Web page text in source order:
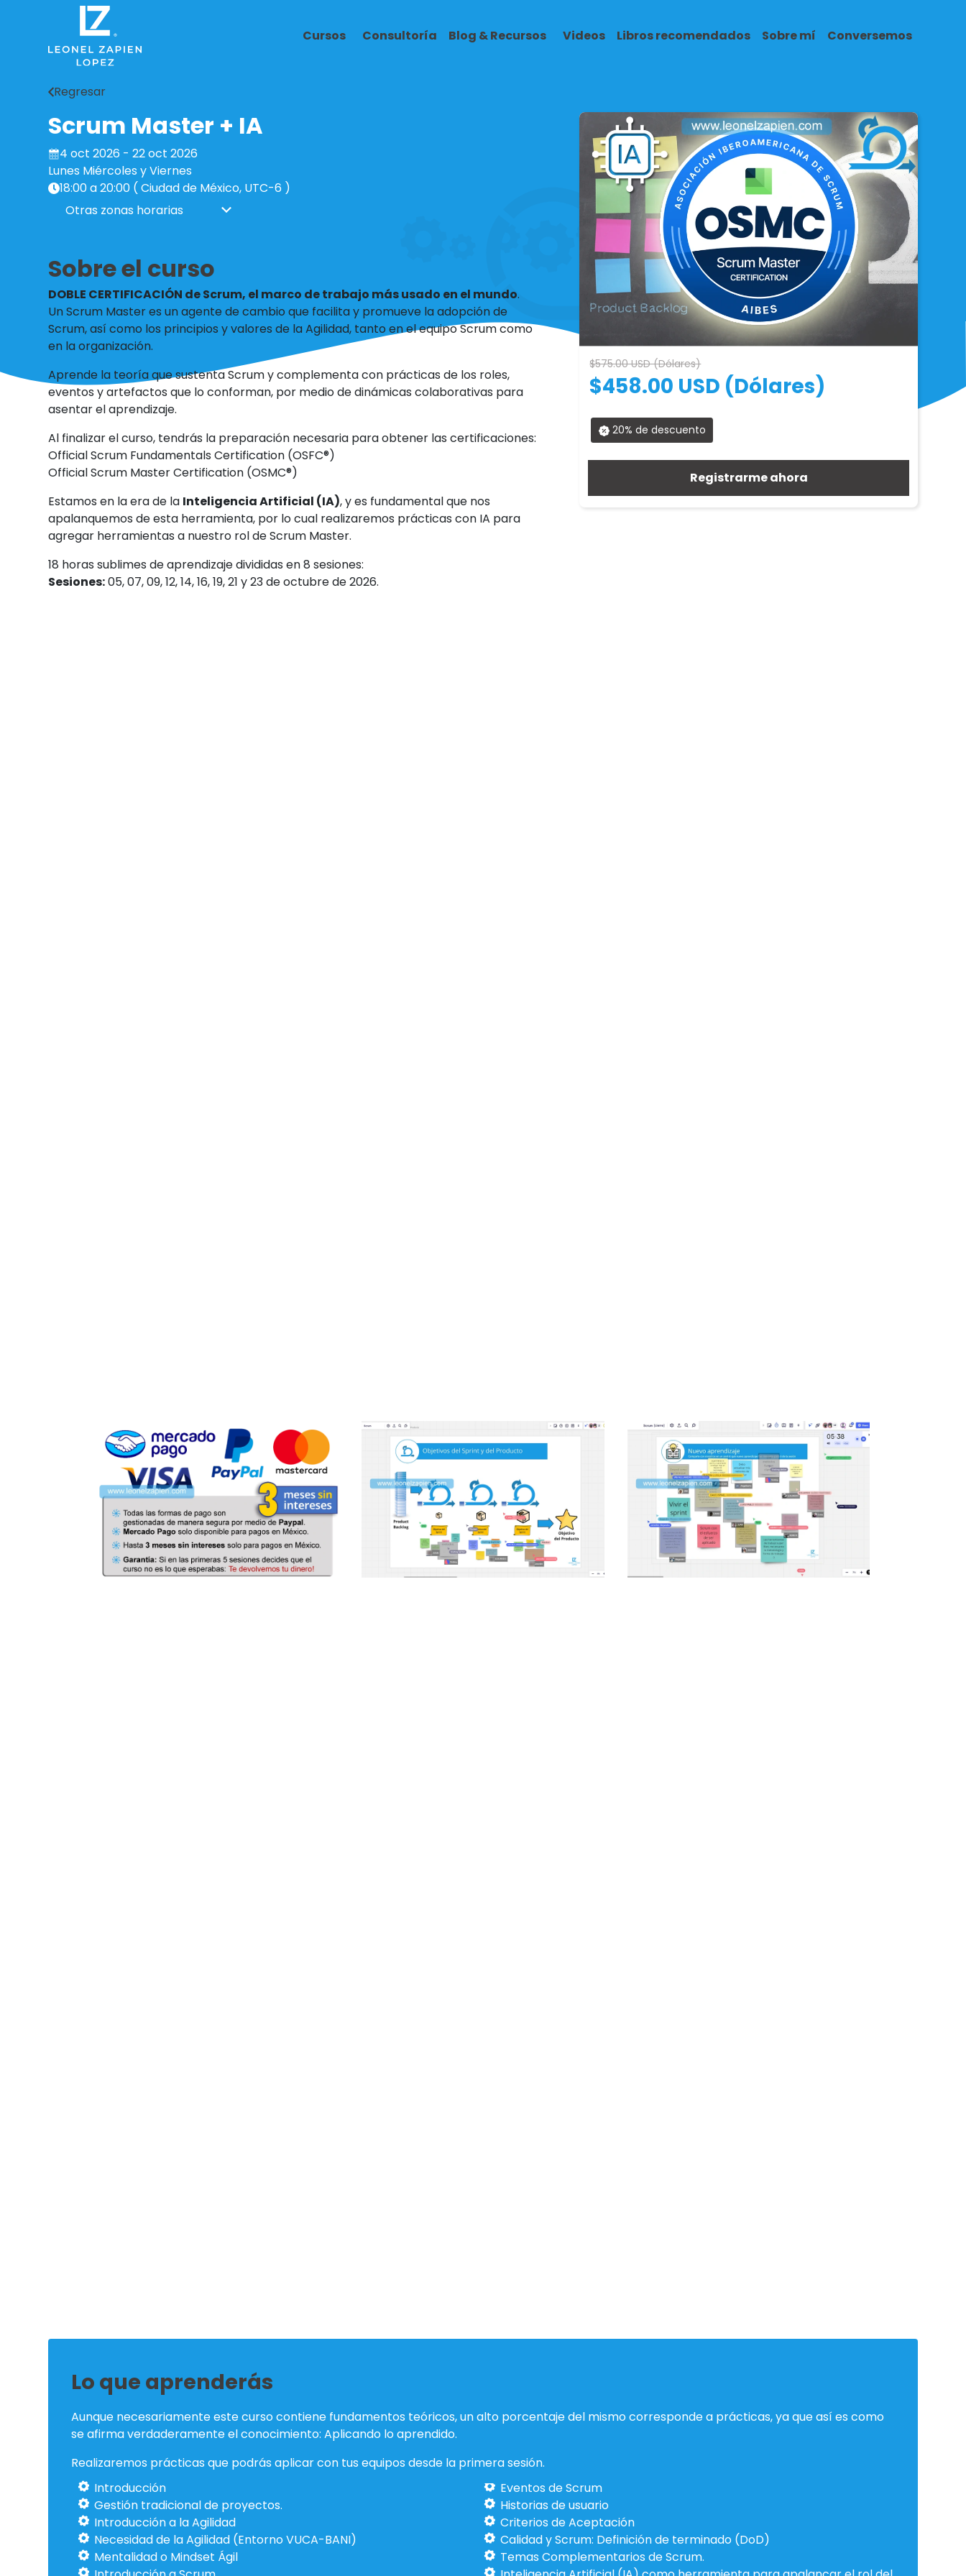
Cursos Consultoría Blog & Recursos Videos Libros recomendados Sobre mí Conversemos
Regresar
Scrum Master + IA
4 oct 2026 - 22 oct 2026
Lunes Miércoles y Viernes
18:00 a 20:00 ( Ciudad de México, UTC-6 )
Otras zonas horarias
Sobre el curso
DOBLE CERTIFICACIÓN de Scrum, el marco de trabajo más usado en el mundo.
Un Scrum Master es un agente de cambio que facilita y promueve la adopción de
Scrum, así como los principios y valores de la Agilidad, tanto en el equipo Scrum como
en la organización.
Aprende la teoría que sustenta Scrum y complementa con prácticas de los roles,
eventos y artefactos que lo conforman, por medio de dinámicas colaborativas para
asentar el aprendizaje.
Al finalizar el curso, tendrás la preparación necesaria para obtener las certificaciones:
Official Scrum Fundamentals Certification (OSFC®)
Official Scrum Master Certification (OSMC®)
Estamos en la era de la Inteligencia Artificial (IA), y es fundamental que nos
apalanquemos de esta herramienta, por lo cual realizaremos prácticas con IA para
agregar herramientas a nuestro rol de Scrum Master.
18 horas sublimes de aprendizaje divididas en 8 sesiones:
Sesiones:05, 07, 09, 12, 14, 16, 19, 21 y 23 de octubre de 2026.
$575.00 USD (Dólares)
$458.00 USD (Dólares)
20% de descuento
Registrarme ahora
Lo que aprenderás
Aunque necesariamente este curso contiene fundamentos teóricos, un alto porcentaje del mismo corresponde a prácticas, ya que así es como
se afirma verdaderamente el conocimiento: Aplicando lo aprendido.
Realizaremos prácticas que podrás aplicar con tus equipos desde la primera sesión.
Introducción
Gestión tradicional de proyectos.
Introducción a la Agilidad
Necesidad de la Agilidad (Entorno VUCA-BANI)
Mentalidad o Mindset Ágil
Eventos de Scrum
Historias de usuario
Criterios de Aceptación
Calidad y Scrum: Definición de terminado (DoD)
Temas Complementarios de Scrum.